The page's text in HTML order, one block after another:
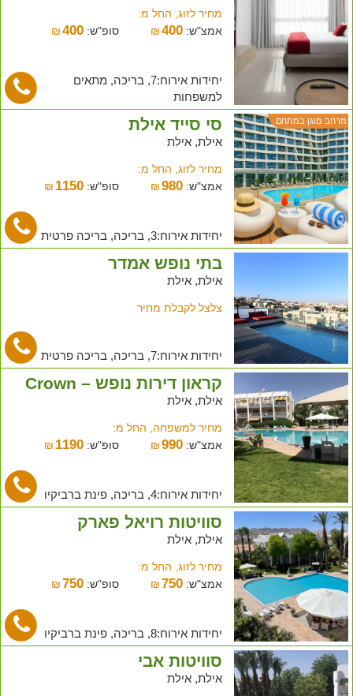
מחיר לזוג, החל מ:
אמצ"ש:
₪400 סופ"ש: ₪ 400
יחידות אירוח:7, בריכה, מתאים
למשפחות
מרחב מוגן במתחם סי סייד אילת
אילת, אילת
מחיר לזוג, החל מ:
אמצ"ש:
₪980 סופ"ש: ₪ 1150
יחידות אירוח:3, בריכה, בריכה פרטית
בתי נופש אמדר
אילת, אילת
צלצל לקבלת מחיר
יחידות אירוח:7, בריכה, בריכה פרטית
קראון דירות נופש – Crown
אילת, אילת
מחיר למשפחה, החל מ:
אמצ"ש:
₪990 סופ"ש: ₪ 1190
יחידות אירוח:4, בריכה, פינת ברביקיו
סוויטות רויאל פארק
אילת, אילת
מחיר לזוג, החל מ:
אמצ"ש:
₪750 סופ"ש: ₪ 750
יחידות אירוח:8, בריכה, פינת ברביקיו
סוויטות אבי
אילת, אילת